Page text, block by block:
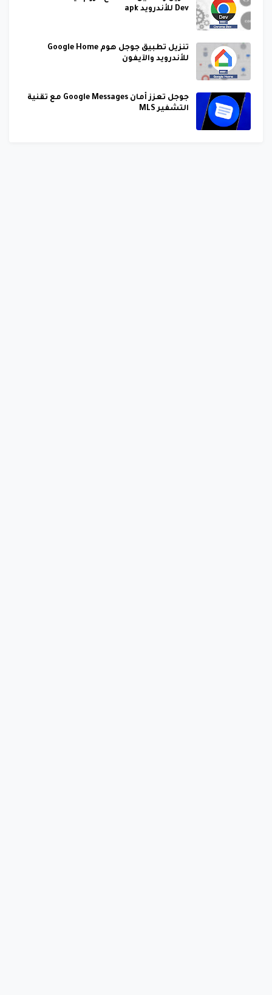
Dev للأندرويد apk
تنزيل تطبيق جوجل هوم Google Home
للأندرويد والآيفون
جوجل تعزز أمان Google Messages مع تقنية
التشفير MLS